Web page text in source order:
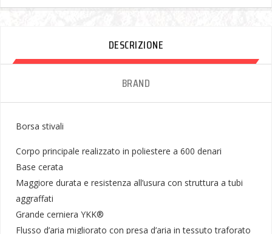
DESCRIZIONE
BRAND
Borsa stivali
Corpo principale realizzato in poliestere a 600 denari
Base cerata
Maggiore durata e resistenza all’usura con struttura a tubi
aggraffati
Grande cerniera YKK®
Flusso d’aria migliorato con presa d’aria in tessuto traforato